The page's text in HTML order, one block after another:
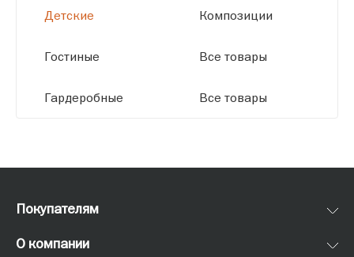
Детские
Гостиные
Гардеробные
Композиции
Все товары
Все товары
Покупателям
О компании